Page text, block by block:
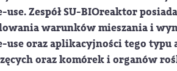
use. Zespół SU-BIOreaktor
warunków mieszania i
use oraz aplikacyjności tego
oraz komórek i organów